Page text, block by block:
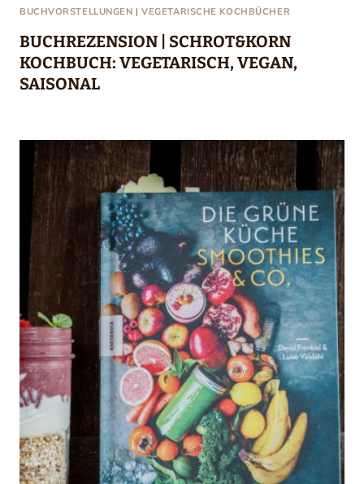
BUCHVORSTELLUNGEN |VEGETARISCHE KOCHBÜCHER
BUCHREZENSION | SCHROT&KORN
KOCHBUCH: VEGETARISCH, VEGAN,
SAISONAL